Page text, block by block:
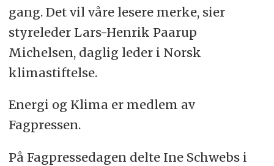
gang. Det vil våre lesere merke, sier
styreleder Lars-Henrik Paarup
Michelsen, daglig leder i Norsk
klimastiftelse.
Energi og Klima er medlem av
Fagpressen.
På Fagpressedagen delte Ine Schwebs i